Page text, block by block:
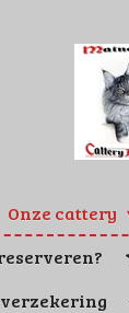
Onze cattery